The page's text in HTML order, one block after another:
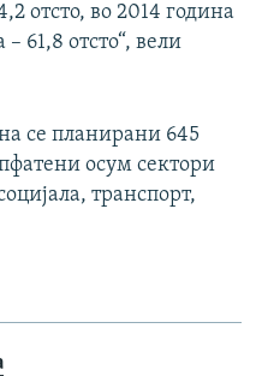
отсто, во 2014 година
61,8 отсто“, вели
се планирани 645
осум сектори
транспорт,